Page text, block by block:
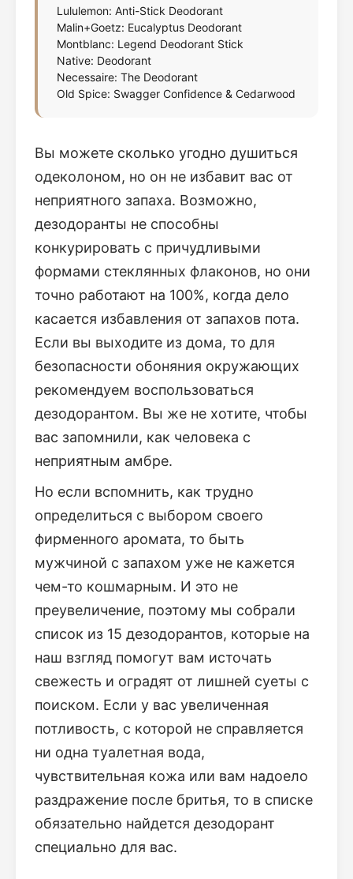
Lululemon: Anti-Stick Deodorant
Malin+Goetz: Eucalyptus Deodorant
Montblanc: Legend Deodorant Stick
Native: Deodorant
Necessaire: The Deodorant
Old Spice: Swagger Confidence & Cedarwood
Вы можете сколько угодно душиться
одеколоном, но он не избавит вас от
неприятного запаха. Возможно,
дезодоранты не способны
конкурировать с причудливыми
формами стеклянных флаконов, но они
точно работают на 100%, когда дело
касается избавления от запахов пота.
Если вы выходите из дома, то для
безопасности обоняния окружающих
рекомендуем воспользоваться
дезодорантом. Вы же не хотите, чтобы
вас запомнили, как человека с
неприятным амбре.
Но если вспомнить, как трудно
определиться с выбором своего
фирменного аромата, то быть
мужчиной с запахом уже не кажется
чем-то кошмарным. И это не
преувеличение, поэтому мы собрали
список из 15 дезодорантов, которые на
наш взгляд помогут вам источать
свежесть и оградят от лишней суеты с
поиском. Если у вас увеличенная
потливость, с которой не справляется
ни одна туалетная вода,
чувствительная кожа или вам надоело
раздражение после бритья, то в списке
обязательно найдется дезодорант
специально для вас.